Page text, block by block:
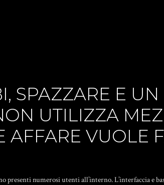
SPAZZARE E
UTILIZZA
AFFARE VUOLE
numerosi utenti all’interno. L’interfaccia e